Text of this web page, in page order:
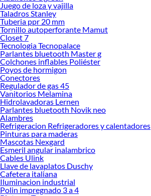
Juego de loza y vajilla
Taladros Stanley
Tuberia ppr 20 mm
Tornillo autoperforante Mamut
Closet 7
Tecnologia Tecnopalace
Parlantes bluetooth Master g
Colchones inflables Poliéster
Poyos de hormigon
Conectores
Regulador de gas 45
Vanitorios Melamina
Hidrolavadoras Lernen
Parlantes bluetooth Novik neo
Alambres
Refrigeracion Refrigeradores y calentadores
Pinturas para maderas
Mascotas Nexgard
Esmeril angular inalambrico
Cables Ulink
Llave de lavaplatos Duschy
Cafetera italiana
Iluminacion industrial
Polin impregnado 3 a 4